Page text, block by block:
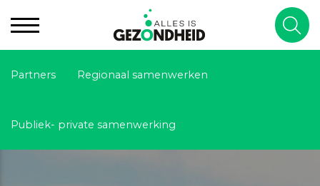
Partners Regionaal samenwerken
Publiek- private samenwerking